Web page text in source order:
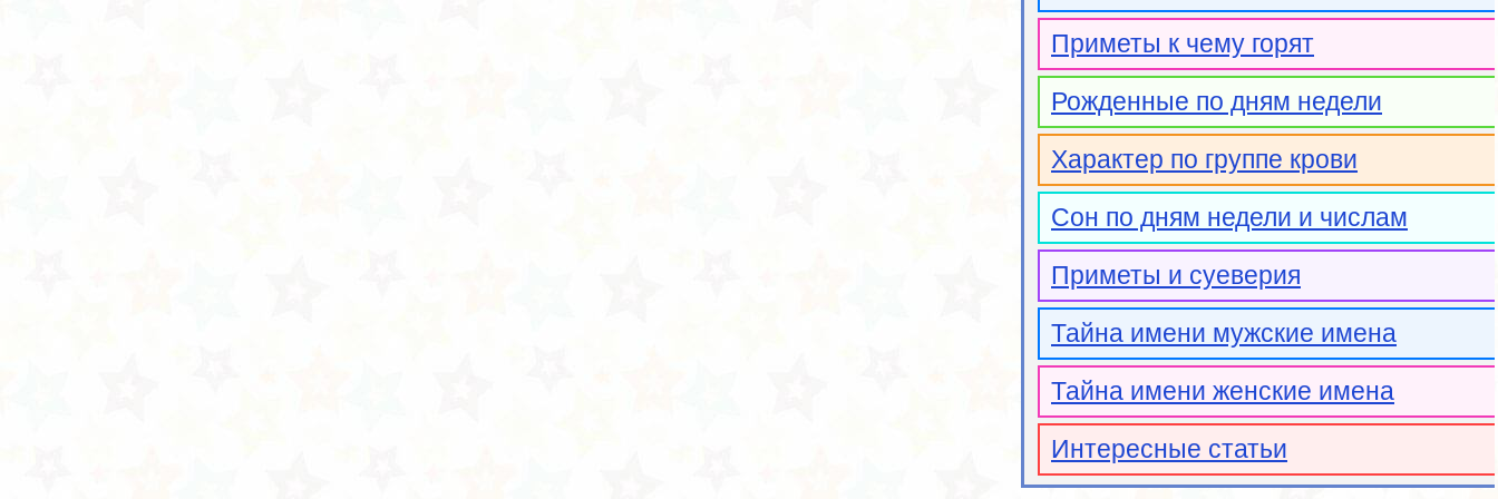
Приметы к чему горят
Рожденные по дням недели
Характер по группе крови
Сон по дням недели и числам
Приметы и суеверия
Тайна имени мужские имена
Тайна имени женские имена
Интересные статьи